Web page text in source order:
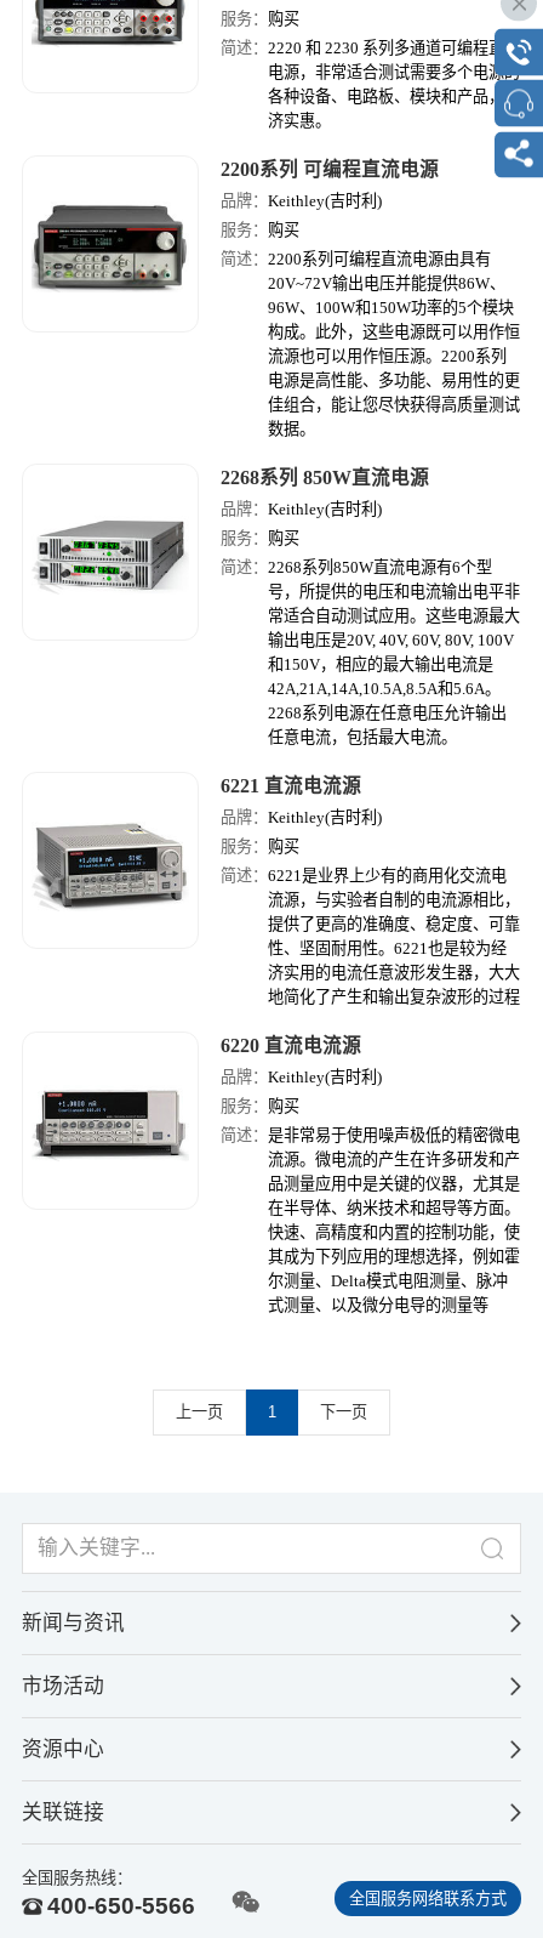
服务： 购买
简述：2220 和 2230 系列多通道可编程直流
电源，非常适合测试需要多个电源的
各种设备、电路板、模块和产品，经
济实惠。
2200系列 可编程直流电源
品牌：Keithley(吉时利)
服务： 购买
简述：2200系列可编程直流电源由具有
20V~72V输出电压并能提供86W、
96W、100W和150W功率的5个模块
构成。此外，这些电源既可以用作恒
流源也可以用作恒压源。2200系列
电源是高性能、多功能、易用性的更
佳组合，能让您尽快获得高质量测试
数据。
2268系列 850W直流电源
品牌：Keithley(吉时利)
服务： 购买
简述：2268系列850W直流电源有6个型
号，所提供的电压和电流输出电平非
常适合自动测试应用。这些电源最大
输出电压是20V, 40V, 60V, 80V, 100V
和150V，相应的最大输出电流是
42A,21A,14A,10.5A,8.5A和5.6A。
2268系列电源在任意电压允许输出
任意电流，包括最大电流。
6221 直流电流源
品牌：Keithley(吉时利)
服务： 购买
简述：6221是业界上少有的商用化交流电
流源，与实验者自制的电流源相比，
提供了更高的准确度、稳定度、可靠
性、坚固耐用性。6221也是较为经
济实用的电流任意波形发生器，大大
地简化了产生和输出复杂波形的过程
6220 直流电流源
品牌：Keithley(吉时利)
服务： 购买
简述：是非常易于使用噪声极低的精密微电
流源。微电流的产生在许多研发和产
品测量应用中是关键的仪器，尤其是
在半导体、纳米技术和超导等方面。
快速、高精度和内置的控制功能，使
其成为下列应用的理想选择，例如霍
尔测量、Delta模式电阻测量、脉冲
式测量、以及微分电导的测量等
上一页 1 下一页
新闻与资讯
市场活动
资源中心
关联链接
全国服务热线：
400-650-5566 全国服务网络联系方式